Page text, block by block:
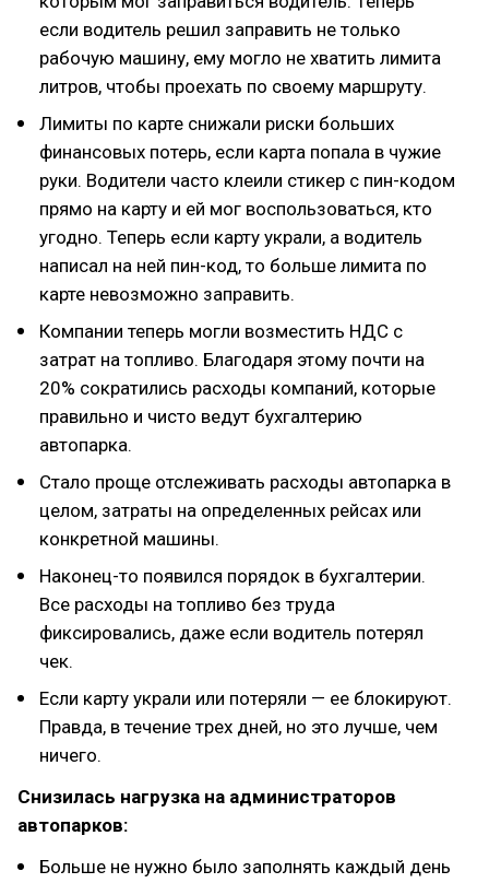
если водитель решил заправить не только
рабочую машину, ему могло не хватить лимита
литров, чтобы проехать по своему маршруту.
Лимиты по карте снижали риски больших
финансовых потерь, если карта попала в чужие
руки. Водители часто клеили стикер с пин-кодом
прямо на карту и ей мог воспользоваться, кто
угодно. Теперь если карту украли, а водитель
написал на ней пин-код, то больше лимита по
карте невозможно заправить.
Компании теперь могли возместить НДС с
затрат на топливо. Благодаря этому почти на
20% сократились расходы компаний, которые
правильно и чисто ведут бухгалтерию
автопарка.
Стало проще отслеживать расходы автопарка в
целом, затраты на определенных рейсах или
конкретной машины.
Наконец-то появился порядок в бухгалтерии.
Все расходы на топливо без труда
фиксировались, даже если водитель потерял
чек.
Если карту украли или потеряли — ее блокируют.
Правда, в течение трех дней, но это лучше, чем
ничего.
Снизилась нагрузка на администраторов
автопарков:
Больше не нужно было заполнять каждый день